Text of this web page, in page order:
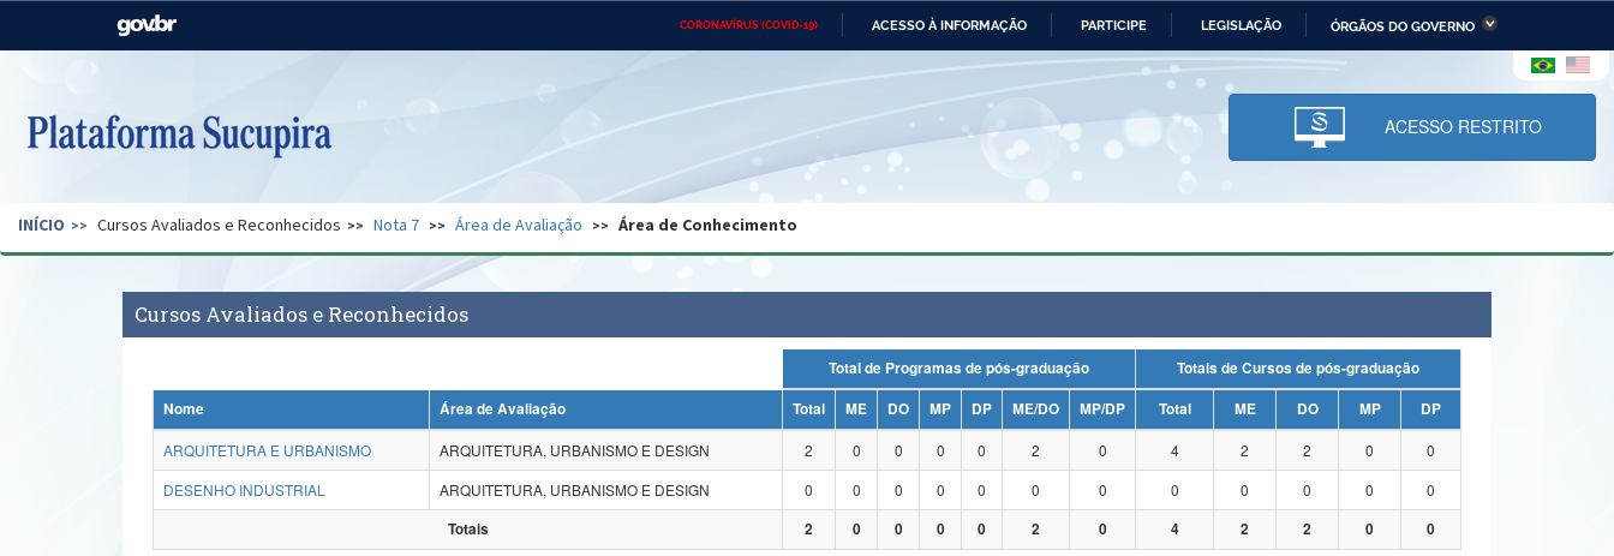
CORONAVÍRUS (COVID-19) ACESSO À INFORMAÇÃO PARTICIPE LEGISLAÇÃO ÓRGÃOS DO GOVERNO
Casa Civil Ministério das Relações Ministério da Economia Ministério da Infraestrutura
Pecuária e Abastecimento
Ministério da Ciência,
Tecnologia, Inovações e
Comunicações
Ministério do Desenvolvimento
Regional e dos Direitos Humanos
Secretaria de Governo Gabinete de Segurança Advocacia-Geral da União Banco Central do Brasil Planalto
ACESSO RESTRITO
INÍCIO Cursos Avaliados e Reconhecidos Nota 7 Área de Avaliação Área de Conhecimento
Cursos Avaliados e Reconhecidos
Total de Programas de pós-graduação
Totais de Cursos de pós-graduação
Nome
Área de Avaliação Total ME DO MP DP ME/DO MP/DP Total ME DO MP
DP
ARQUITETURA E URBANISMO
ARQUITETURA, URBANISMO E DESIGN 2 0 0 0 0 2 0 4 2 2 0
0
DESENHO INDUSTRIAL
ARQUITETURA, URBANISMO E DESIGN 0 0 0 0 0 0 0 0 0 0 0
0
Totais
2 0 0 0 0 2 0 4 2 2 0 0